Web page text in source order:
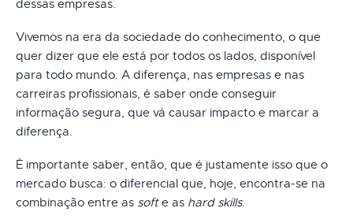
dessas empresas.
Vivemos na era da sociedade do conhecimento, o que
quer dizer que ele está por todos os lados, disponível
para todo mundo. A diferença, nas empresas e nas
carreiras profissionais, é saber onde conseguir
informação segura, que vá causar impacto e marcar a
diferença.
É importante saber, então, que é justamente isso que o
mercado busca: o diferencial que, hoje, encontra-se na
combinação entre as softe as hard skills.